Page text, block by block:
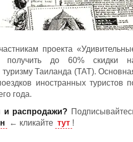
проекта
получить до 60% скидки
Таиланда (TAT).
иностранных туристов
года.
и распродажи?
← кликайте тут !